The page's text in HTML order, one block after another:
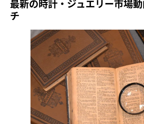
最新の時計・ジュエリー市場
チ